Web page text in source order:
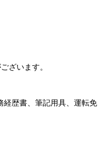
ざいます。
経歴書、筆記用具、運転免